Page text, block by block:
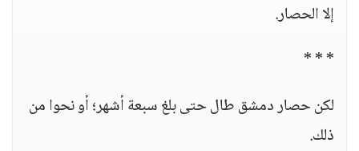
إلا الحصار.
* * *
لكن حصار دمشق طال حتى بلغ سبعة أشهر؛ أو نحوا من
ذلك.